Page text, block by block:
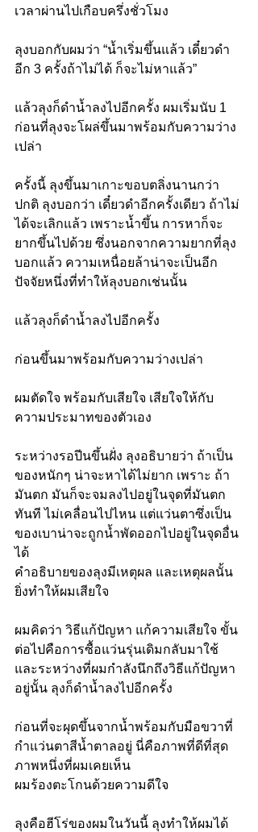
เวลาผ่านไปเกือบครึ่งชั่วโมง
ลุงบอกกับผมว่า “น้ำเริ่มขึ้นแล้ว เดี๋ยวดำ
อีก 3 ครั้งถ้าไม่ได้ ก็จะไม่หาแล้ว”
แล้วลุงก็ดำน้ำลงไปอีกครั้ง ผมเริ่มนับ 1
ก่อนที่ลุงจะโผล่ขึ้นมาพร้อมกับความว่าง
เปล่า
ครั้งนี้ ลุงขึ้นมาเกาะขอบตลิ่งนานกว่า
ปกติ ลุงบอกว่า เดี๋ยวดำอีกครั้งเดียว ถ้าไม่
ได้จะเลิกแล้ว เพราะน้ำขึ้น การหาก็จะ
ยากขึ้นไปด้วย ซึ่งนอกจากความยากที่ลุง
บอกแล้ว ความเหนื่อยล้าน่าจะเป็นอีก
ปัจจัยหนึ่งที่ทำให้ลุงบอกเช่นนั้น
แล้วลุงก็ดำน้ำลงไปอีกครั้ง
ก่อนขึ้นมาพร้อมกับความว่างเปล่า
ผมตัดใจ พร้อมกับเสียใจ เสียใจให้กับ
ความประมาทของตัวเอง
ระหว่างรอปีนขึ้นฝั่ง ลุงอธิบายว่า ถ้าเป็น
ของหนักๆ น่าจะหาได้ไม่ยาก เพราะ ถ้า
มันตก มันก็จะจมลงไปอยู่ในจุดที่มันตก
ทันที ไม่เคลื่อนไปไหน แต่แว่นตาซึ่งเป็น
ของเบาน่าจะถูกน้ำพัดออกไปอยู่ในจุดอื่น
ได้
คำอธิบายของลุงมีเหตุผล และเหตุผลนั้น
ยิ่งทำให้ผมเสียใจ
ผมคิดว่า วิธีแก้ปัญหา แก้ความเสียใจ ขั้น
ต่อไปคือการซื้อแว่นรุ่นเดิมกลับมาใช้
และระหว่างที่ผมกำลังนึกถึงวิธีแก้ปัญหา
อยู่นั้น ลุงก็ดำน้ำลงไปอีกครั้ง
ก่อนที่จะผุดขึ้นจากน้ำพร้อมกับมือขวาที่
กำแว่นตาสีน้ำตาลอยู่ นี่คือภาพที่ดีที่สุด
ภาพหนึ่งที่ผมเคยเห็น
ผมร้องตะโกนด้วยความดีใจ
ลุงคือฮีโร่ของผมในวันนี้ ลุงทำให้ผมได้